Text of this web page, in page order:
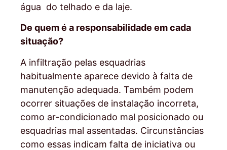
água do telhado e da laje.
De quem é a responsabilidade em cada
situação?
A infiltração pelas esquadrias
habitualmente aparece devido à falta de
manutenção adequada. Também podem
ocorrer situações de instalação incorreta,
como ar-condicionado mal posicionado ou
esquadrias mal assentadas. Circunstâncias
como essas indicam falta de iniciativa ou